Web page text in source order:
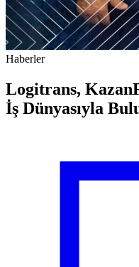
Haberler
Logitrans,
İş Dünyasıyla